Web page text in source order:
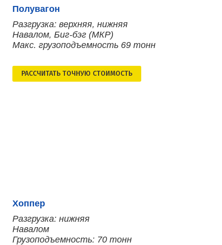
Полувагон
Разгрузка: верхняя, нижняя
Навалом, Биг-бэг (МКР)
Макс. грузоподъемность 69 тонн
РАСCЧИТАТЬ ТОЧНУЮ СТОИМОСТЬ
Хоппер
Разгрузка: нижняя
Навалом
Грузоподъемность: 70 тонн